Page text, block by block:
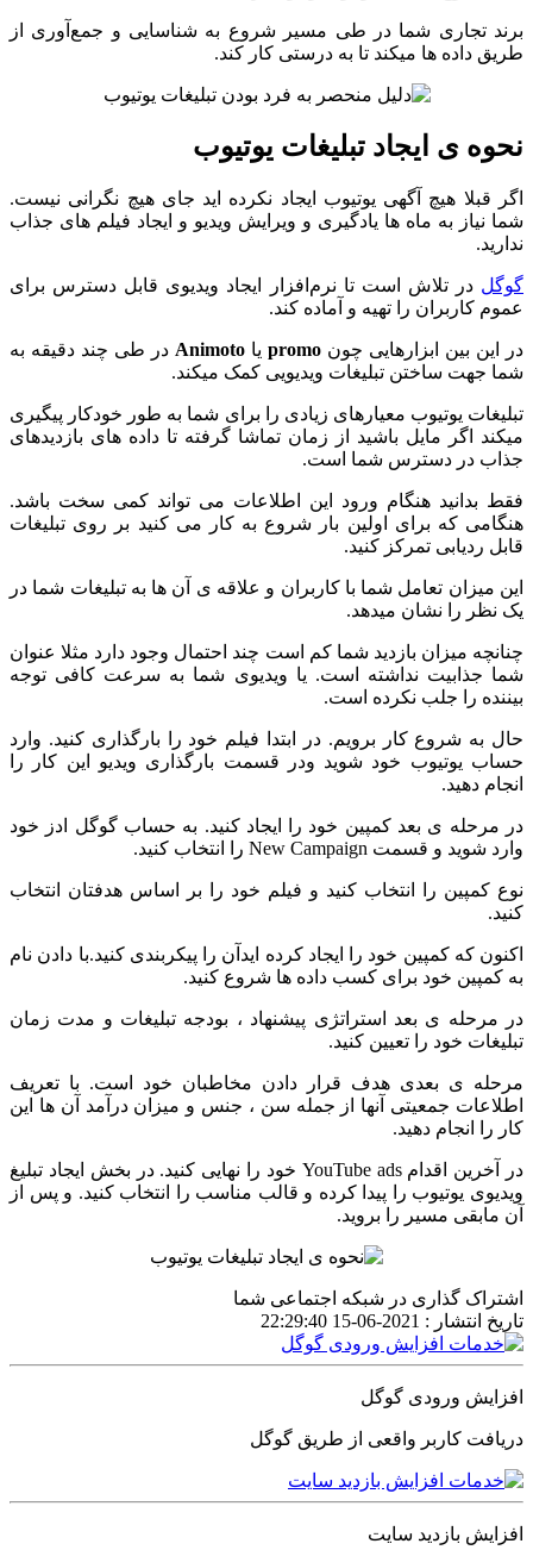
برند تجاری شما در طی مسیر شروع به شناسایی و جمع‌آوری از
طریق داده ها میکند تا به درستی کار کند.
نحوه ی ایجاد تبلیغات یوتیوب
اگر قبلا هیچ آگهی یوتیوب ایجاد نکرده اید جای هیچ نگرانی نیست.
شما نیاز به ماه ها یادگیری و ویرایش ویدیو و ایجاد فیلم های جذاب
ندارید.
گوگل در تلاش است تا نرم‌افزار ایجاد ویدیوی قابل دسترس برای
عموم کاربران را تهیه و آماده کند.
در این بین ابزارهایی چون promo یا Animoto در طی چند دقیقه به
شما جهت ساختن تبلیغات ویدیویی کمک میکند.
تبلیغات یوتیوب معیارهای زیادی را برای شما به طور خودکار پیگیری
میکند اگر مایل باشید از زمان تماشا گرفته تا داده های بازدیدهای
جذاب در دسترس شما است.
فقط بدانید هنگام ورود این اطلاعات می تواند کمی سخت باشد.
هنگامی که برای اولین بار شروع به کار می کنید بر روی تبلیغات
قابل ردیابی تمرکز کنید.
این میزان تعامل شما با کاربران و علاقه ی آن ها به تبلیغات شما در
یک نظر را نشان میدهد.
چنانچه میزان بازدید شما کم است چند احتمال وجود دارد مثلا عنوان
شما جذابیت نداشته است. یا ویدیوی شما به سرعت کافی توجه
بیننده را جلب نکرده است.
حال به شروع کار برویم. در ابتدا فیلم خود را بارگذاری کنید. وارد
حساب یوتیوب خود شوید ودر قسمت بارگذاری ویدیو این کار را
انجام دهید.
در مرحله ی بعد کمپین خود را ایجاد کنید. به حساب گوگل ادز خود
وارد شوید و قسمت New Campaign را انتخاب کنید.
نوع کمپین را انتخاب کنید و فیلم خود را بر اساس هدفتان انتخاب
کنید.
اکنون که کمپین خود را ایجاد کرده ایدآن را پیکربندی کنید.با دادن نام
به کمپین خود برای کسب داده ها شروع کنید.
در مرحله ی بعد استراتژی پیشنهاد ، بودجه تبلیغات و مدت زمان
تبلیغات خود را تعیین کنید.
مرحله ی بعدی هدف قرار دادن مخاطبان خود است. با تعریف
اطلاعات جمعیتی آنها از جمله سن ، جنس و میزان درآمد آن ها این
کار را انجام دهید.
در آخرین اقدام YouTube ads خود را نهایی کنید. در بخش ایجاد تبلیغ
ویدیوی یوتیوب را پیدا کرده و قالب مناسب را انتخاب کنید. و پس از
آن مابقی مسیر را بروید.
اشتراک گذاری در شبکه اجتماعی شما
تاریخ انتشار : 2021-06-15 22:29:40
افزایش ورودی گوگل
دریافت کاربر واقعی از طریق گوگل
افزایش بازدید سایت